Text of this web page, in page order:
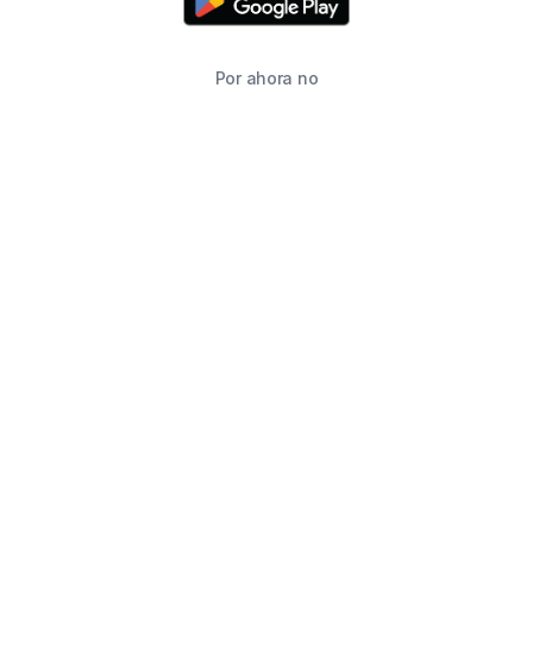
Por ahora no